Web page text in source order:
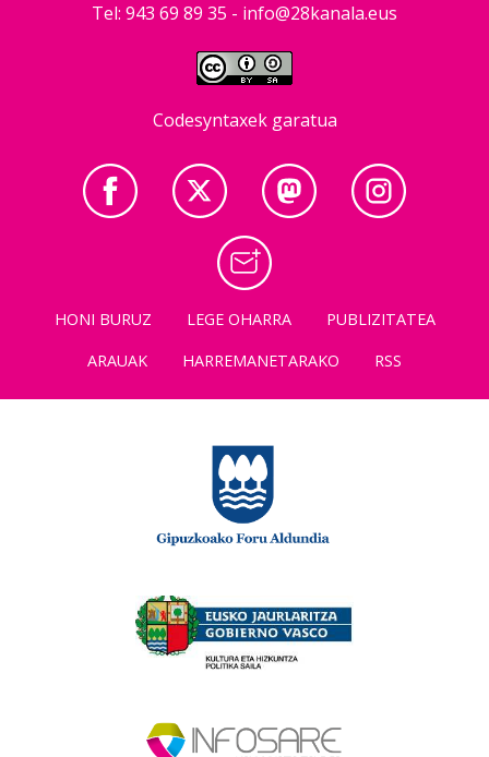
Tel: 943 69 89 35 - info@28kanala.eus
Codesyntaxek garatua
HONI BURUZ LEGE OHARRA
PUBLIZITATEA
ARAUAK
HARREMANETARAKO RSS